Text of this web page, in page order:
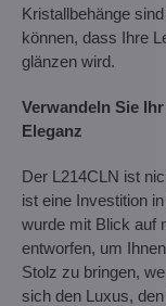
Kristallbehänge
können, dass Ihre
glänzen wird.
Verwandeln Sie
Eleganz
Der L214CLN ist
ist eine Investition
wurde mit Blick auf
entworfen, um
Stolz zu bringen,
sich den Luxus,